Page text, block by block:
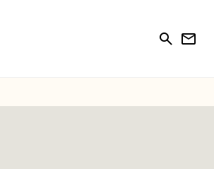
search newsletter